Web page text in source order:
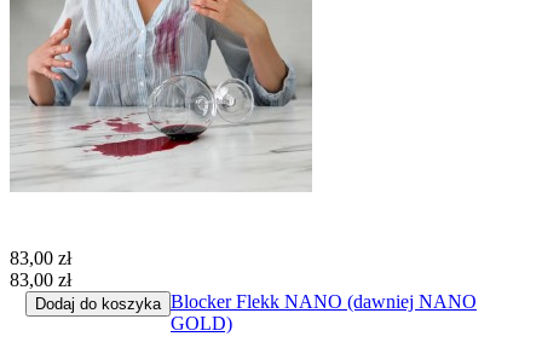
83,00 zł
83,00 zł
Dodaj do koszyka Blocker Flekk NANO (dawniej NANO
GOLD)